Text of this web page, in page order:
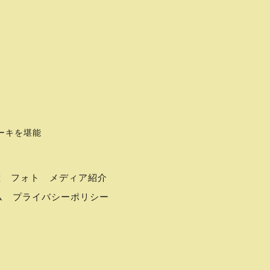
キを堪能
フォト
メディア紹介
プライバシーポリシー